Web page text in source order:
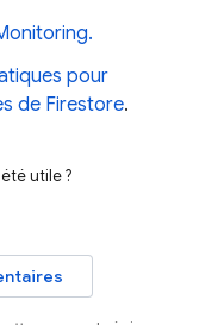
.
pour
de Firestore.
utile ?